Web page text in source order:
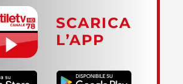
SCARICA
L’APP